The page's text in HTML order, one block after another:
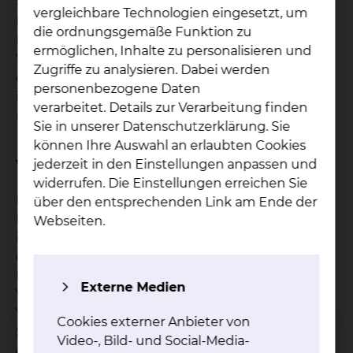
Eingriff (Katheterablation) spätestens beim ersten
Rezidiv (Wiederauftreten) des typischen
Vorhofflatterns empfohlen wird. Die Erfolgsrate bei
der Verödung bei nicht-typischem Vorhofflattern
ist niedriger, so dass dieses oft zunächst
medikamentös behandelt wird.
Vorbehandlung
Eine bestehende Blutverdünnung wird für den
Eingriff ggf. kurz unterbrochen. Hierzu geben wir
dem Hausarzt oder Kardiologen eine individuelle
Vorhofflattern ein Blutgerinnsel in der linken
Vorkammer bilden kann (welches zum
Schlaganfall führen könnte) schließen wir (sofern
vergleichbare Technologien eingesetzt, um
die ordnungsgemäße Funktion zu
ermöglichen, Inhalte zu personalisieren und
Zugriffe zu analysieren. Dabei werden
personenbezogene Daten
verarbeitet. Details zur Verarbeitung finden
Sie in unserer Datenschutzerklärung. Sie
können Ihre Auswahl an erlaubten Cookies
jederzeit in den Einstellungen anpassen und
widerrufen. Die Einstellungen erreichen Sie
über den entsprechenden Link am Ende der
Webseiten.
Externe Medien
Cookies externer Anbieter von
Video-, Bild- und Social-Media-